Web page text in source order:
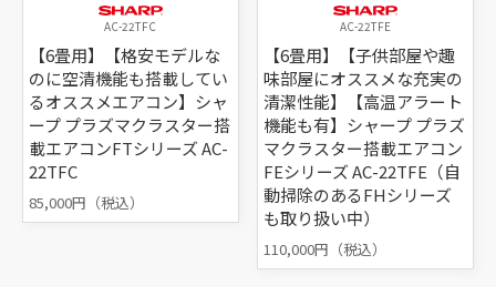
AC-22TFC
【6畳用】【格安モデルな
のに空清機能も搭載してい
るオススメエアコン】シャ
ープ プラズマクラスター搭
載エアコンFTシリーズ AC-
22TFC
85,000円（税込）
AC-22TFE
【6畳用】【子供部屋や趣
味部屋にオススメな充実の
清潔性能】【高温アラート
機能も有】シャープ プラズ
マクラスター搭載エアコン
FEシリーズ AC-22TFE（自
動掃除のあるFHシリーズ
も取り扱い中）
110,000円（税込）